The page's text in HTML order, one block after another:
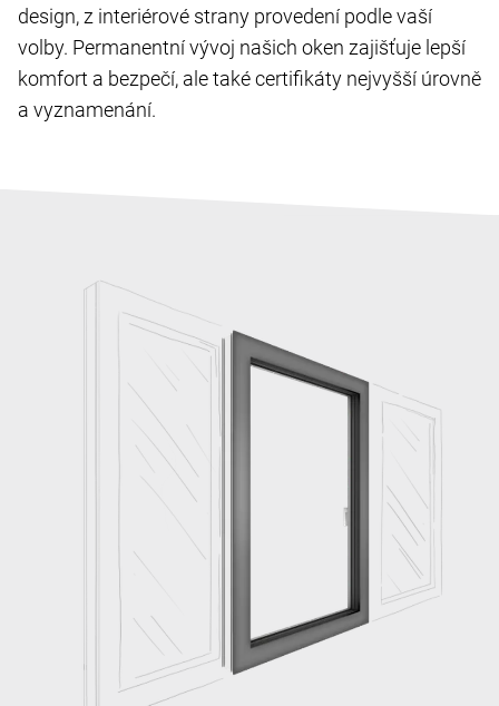
design, z interiérové strany provedení podle vaší
volby. Permanentní vývoj našich oken zajišťuje lepší
komfort a bezpečí, ale také certifikáty nejvyšší úrovně
a vyznamenání.